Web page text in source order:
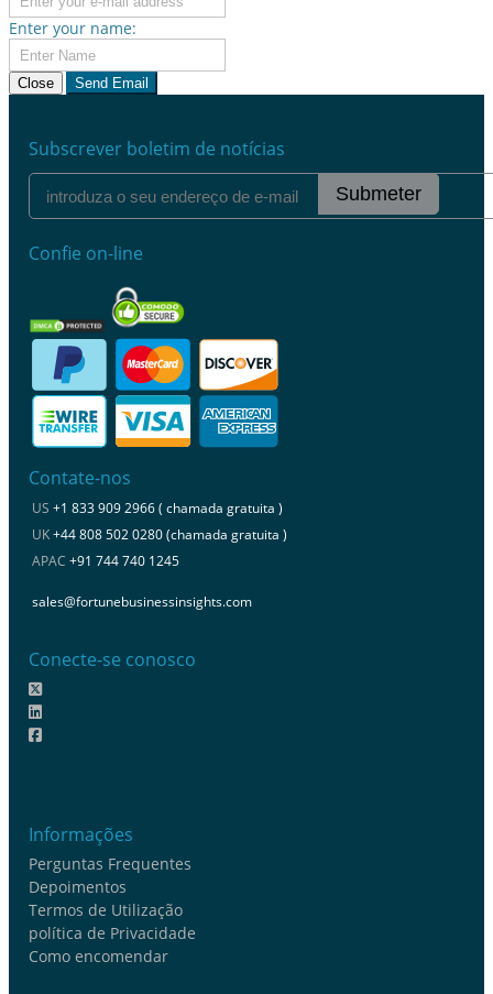
Enter your name:
Close Send Email
Subscrever boletim de notícias
Submeter
Confie on-line
Contate-nos
US +1 833 909 2966 ( chamada gratuita )
UK+44 808 502 0280 (chamada gratuita )
APAC +91 744 740 1245
sales@fortunebusinessinsights.com
Conecte-se conosco
Informações
Perguntas Frequentes
Depoimentos
Termos de Utilização
política de Privacidade
Como encomendar